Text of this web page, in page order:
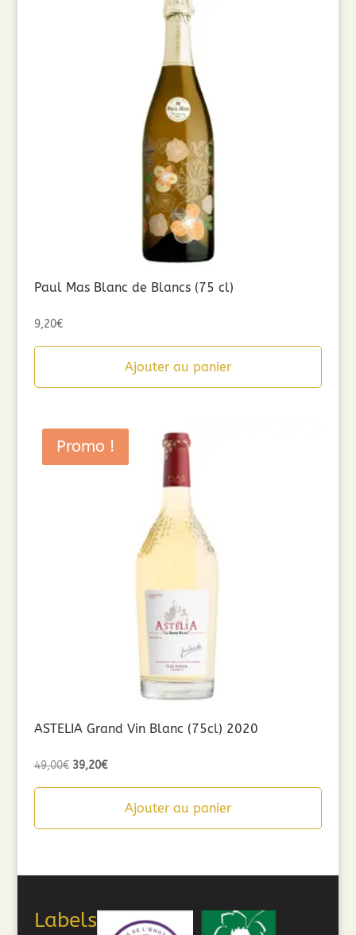
Paul Mas Blanc de Blancs (75 cl)
9,20€
Ajouter au panier
Promo !
ASTELIA Grand Vin Blanc (75cl) 2020
49,00€ Le
39,20€Le
actuelAjouter au panier
Labels